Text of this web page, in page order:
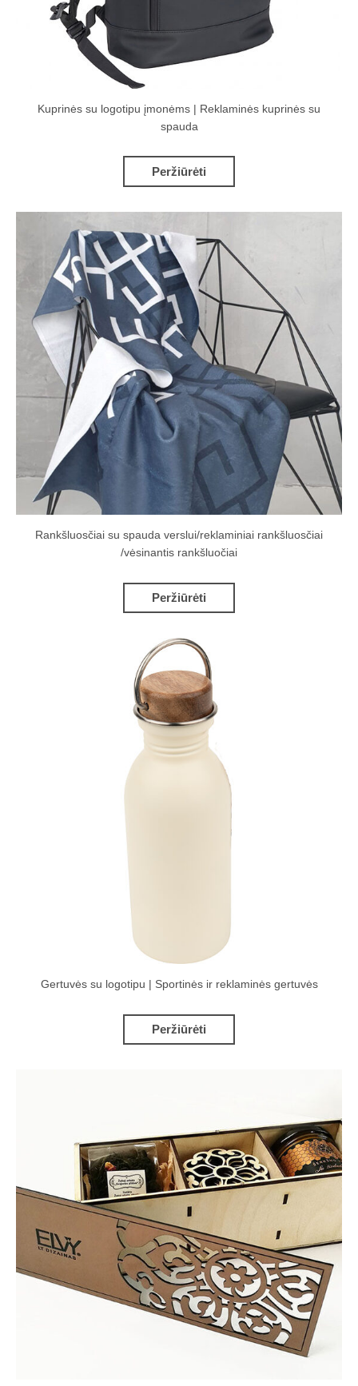
Kuprinės su logotipu įmonėms | Reklaminės kuprinės su
spauda
Peržiūrėti
Rankšluosčiai su spauda verslui/reklaminiai rankšluosčiai
/vėsinantis rankšluočiai
Peržiūrėti
Gertuvės su logotipu | Sportinės ir reklaminės gertuvės
Peržiūrėti